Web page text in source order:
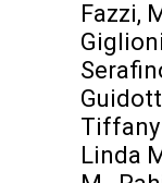
Fazzi,
Linda